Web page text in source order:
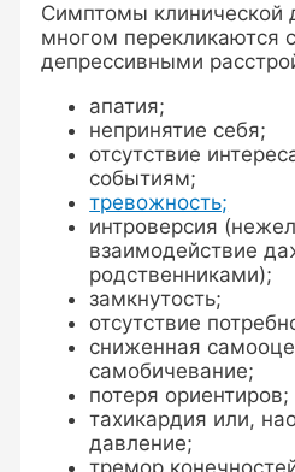
Симптомы клинической
многом перекликаются
депрессивными
апатия;
непринятие себя;
отсутствие
событиям;
тревожность;
интроверсия
взаимодействие
родственниками);
замкнутость;
отсутствие
сниженная
самобичевание;
потеря ориентиров;
тахикардия или,
давление;